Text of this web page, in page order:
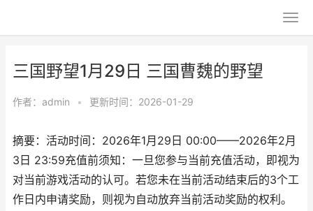
三国野望1月29日 三国曹魏的野望
作者： admin • 更新时间：2026-01-29
摘要：活动时间：2026年1月29日 00:00——2026年2月
3日 23:59充值前须知：一旦您参与当前充值活动，即视为
对当前游戏活动的认可。若您未在当前活动结束后的3个工
作日内申请奖励，则视为自动放弃当前活动奖励的权利。